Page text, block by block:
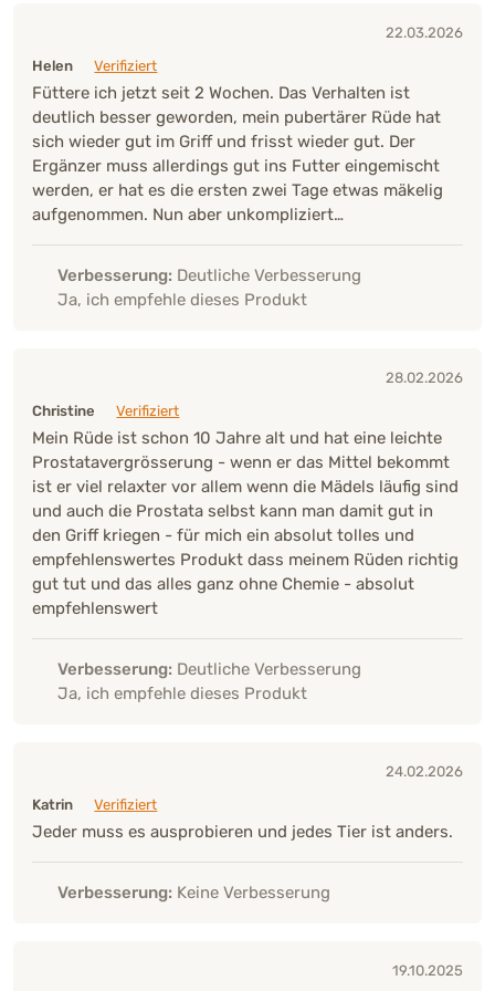
22.03.2026
Helen
Verifiziert
Füttere ich jetzt seit 2 Wochen. Das Verhalten ist
deutlich besser geworden, mein pubertärer Rüde hat
sich wieder gut im Griff und frisst wieder gut. Der
Ergänzer muss allerdings gut ins Futter eingemischt
werden, er hat es die ersten zwei Tage etwas mäkelig
aufgenommen. Nun aber unkompliziert…
Verbesserung: Deutliche Verbesserung
Ja, ich empfehle dieses Produkt
28.02.2026
Christine
Verifiziert
Mein Rüde ist schon 10 Jahre alt und hat eine leichte
Prostatavergrösserung - wenn er das Mittel bekommt
ist er viel relaxter vor allem wenn die Mädels läufig sind
und auch die Prostata selbst kann man damit gut in
den Griff kriegen - für mich ein absolut tolles und
empfehlenswertes Produkt dass meinem Rüden richtig
gut tut und das alles ganz ohne Chemie - absolut
empfehlenswert
Verbesserung: Deutliche Verbesserung
Ja, ich empfehle dieses Produkt
24.02.2026
Katrin
Verifiziert
Jeder muss es ausprobieren und jedes Tier ist anders.
Verbesserung: Keine Verbesserung
19.10.2025